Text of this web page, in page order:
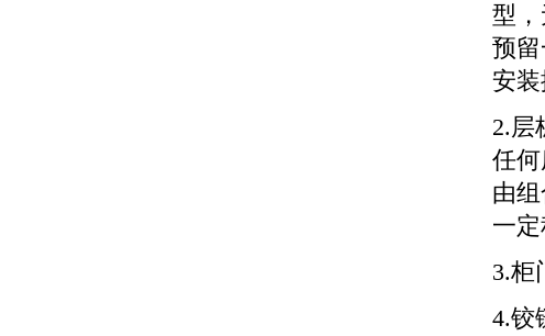
型
预
安装
2.层
任
由
一定
3.柜
4.铰